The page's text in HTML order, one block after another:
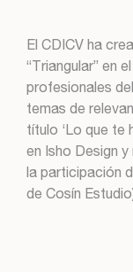
El CDICV ha
“Triangular” en
profesionales
temas de
título ‘Lo que te
en Isho Design
la participación
de Cosín